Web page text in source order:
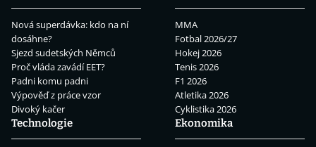
Nová superdávka: kdo na ní
dosáhne?
Sjezd sudetských Němců
Proč vláda zavádí EET?
Padni komu padni
Výpověď z práce vzor
Divoký kačer
MMA
Fotbal 2026/27
Hokej 2026
Tenis 2026
F1 2026
Atletika 2026
Cyklistika 2026
Technologie
Ekonomika